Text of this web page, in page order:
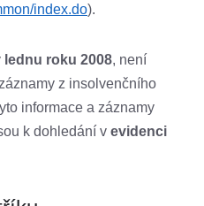
index.do).
lednu roku 2008, není
z insolvenčního
informace a záznamy
k dohledání v evidenci